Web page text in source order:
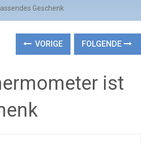
Geschenk
VORIGE FOLGENDE
ist